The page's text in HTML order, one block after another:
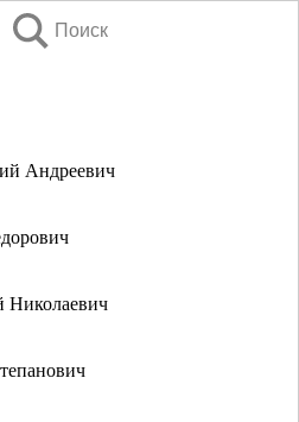
Поиск
Андреевич
Николаевич